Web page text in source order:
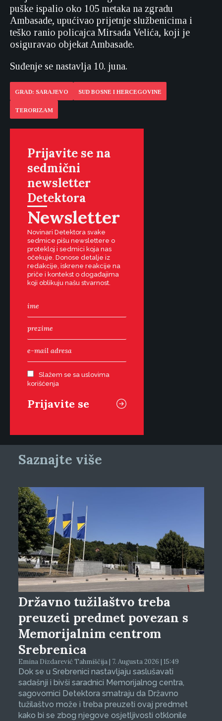
puške ispalio oko 105 metaka na zgradu
Ambasade, upućivao prijetnje službenicima i
teško ranio policajca Mirsada Velića, koji je
osiguravao objekat Ambasade.
Suđenje se nastavlja 10. juna.
GRAD: SARAJEVO SUD BOSNE I HERCEGOVINE
TERORIZAM
Prijavite se na
sedmični
newsletter
Detektora
Newsletter
Novinari Detektora svake
sedmice pišu newslettere o
protekloj i sedmici koja nas
očekuje. Donose detalje iz
redakcije, iskrene reakcije na
priče i kontekst o događajima
koji oblikuju našu stvarnost.
Slažem se sa uslovima
korišćenja
Saznajte više
Državno tužilaštvo treba
preuzeti predmet povezan s
Memorijalnim centrom
Srebrenica
Emina Dizdarević Tahmiščija | 7. Augusta 2026 | 15:49
Dok se u Srebrenici nastavljaju saslušavati
sadašnji i bivši saradnici Memorijalnog centra,
sagovornici Detektora smatraju da Državno
tužilaštvo može i treba preuzeti ovaj predmet
kako bi se zbog njegove osjetljivosti otklonile